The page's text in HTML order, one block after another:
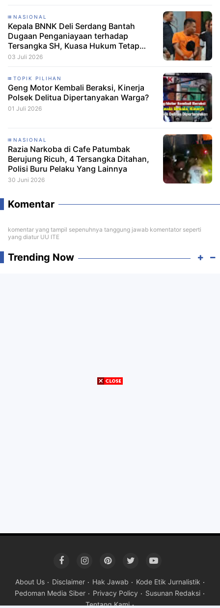
NASIONAL
Kepala BNNK Deli Serdang Bantah
Dugaan Penganiayaan terhadap
Tersangka SH, Kuasa Hukum Tetap
Minta CCTV Dibuka
03 Juli 2026
TOPIK PILIHAN
Geng Motor Kembali Beraksi, Kinerja
Polsek Delitua Dipertanyakan Warga?
01 Juli 2026
NASIONAL
Razia Narkoba di Cafe Patumbak
Berujung Ricuh, 4 Tersangka Ditahan,
Polisi Buru Pelaku Yang Lainnya
30 Juni 2026
Komentar
komentar yang tampil sepenuhnya tanggung jawab komentator seperti
yang diatur UU ITE
Trending Now
About Us Disclaimer Hak Jawab
Kode Etik Jurnalistik
Pedoman Media Siber
Privacy Policy
Susunan Redaksi
Tentang Kami